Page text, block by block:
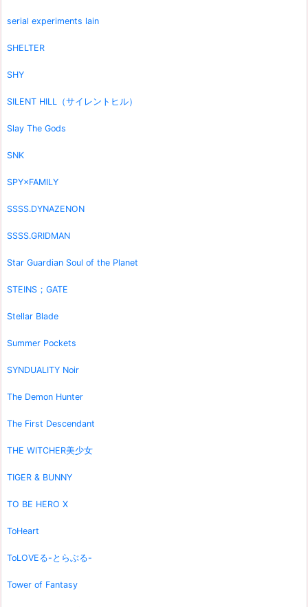
serial experiments lain
SHELTER
SHY
SILENT HILL（サイレントヒル）
Slay The Gods
SNK
SPY×FAMILY
SSSS.DYNAZENON
SSSS.GRIDMAN
Star Guardian Soul of the Planet
STEINS；GATE
Stellar Blade
Summer Pockets
SYNDUALITY Noir
The Demon Hunter
The First Descendant
THE WITCHER美少女
TIGER & BUNNY
TO BE HERO X
ToHeart
ToLOVEる-とらぶる-
Tower of Fantasy